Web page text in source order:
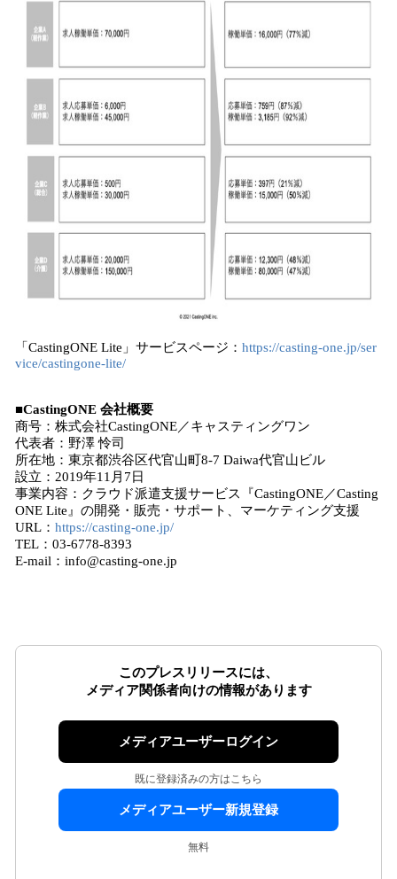
「CastingONE Lite」サービスページ： https://casting-one.jp/ser
vice/castingone-lite/
■CastingONE 会社概要
商号：株式会社CastingONE／キャスティングワン
代表者：野澤 怜司
所在地：東京都渋谷区代官山町8-7 Daiwa代官山ビル
設立：2019年11月7日
事業内容：クラウド派遣支援サービス『CastingONE／Casting
ONE Lite』の開発・販売・サポート、マーケティング支援
URL： https://casting-one.jp/
TEL：03-6778-8393
E-mail：info@casting-one.jp
このプレスリリースには、
メディア関係者向けの情報があります
メディアユーザーログイン
既に登録済みの方はこちら
メディアユーザー新規登録
無料